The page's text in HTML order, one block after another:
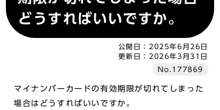
どうすればいいですか。
公開日： 2025年6月26日
更新日： 2026年3月31日
No.177869
マイナンバーカードの有効期限が切れてしまった
場合はどうすればいいですか。